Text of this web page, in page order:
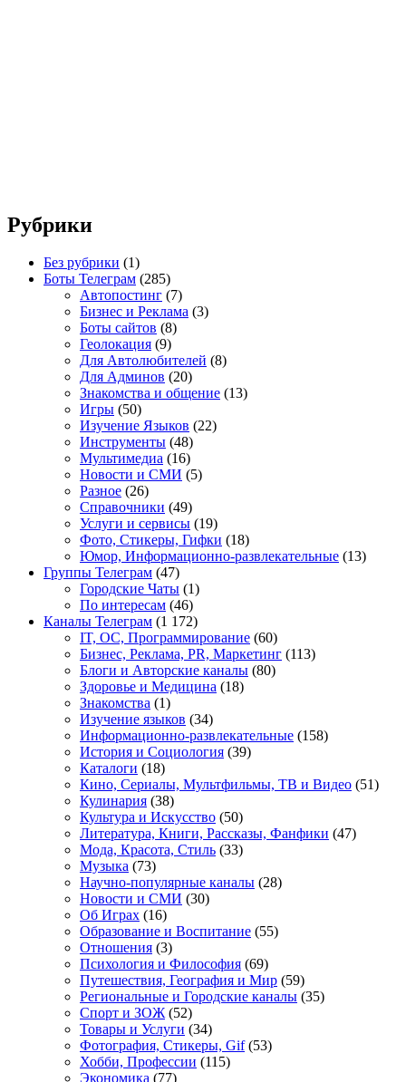
Рубрики
Без рубрики (1)
Боты Телеграм (285)
Автопостинг (7)
Бизнес и Реклама (3)
Боты сайтов (8)
Геолокация (9)
Для Автолюбителей (8)
Для Админов (20)
Знакомства и общение (13)
Игры (50)
Изучение Языков (22)
Инструменты (48)
Мультимедиа (16)
Новости и СМИ (5)
Разное (26)
Справочники (49)
Услуги и сервисы (19)
Фото, Стикеры, Гифки (18)
Юмор, Информационно-развлекательные (13)
Группы Телеграм (47)
Городские Чаты (1)
По интересам (46)
Каналы Телеграм (1 172)
IT, ОС, Программирование (60)
Бизнес, Реклама, PR, Маркетинг (113)
Блоги и Авторские каналы (80)
Здоровье и Медицина (18)
Знакомства (1)
Изучение языков (34)
Информационно-развлекательные (158)
История и Социология (39)
Каталоги (18)
Кино, Сериалы, Мультфильмы, ТВ и Видео (51)
Кулинария (38)
Культура и Искусство (50)
Литература, Книги, Рассказы, Фанфики (47)
Мода, Красота, Стиль (33)
Музыка (73)
Научно-популярные каналы (28)
Новости и СМИ (30)
Об Играх (16)
Образование и Воспитание (55)
Отношения (3)
Психология и Философия (69)
Путешествия, География и Мир (59)
Региональные и Городские каналы (35)
Спорт и ЗОЖ(52)
Товары и Услуги (34)
Фотография, Стикеры, Gif(53)
Хобби, Профессии (115)
Экономика (77)